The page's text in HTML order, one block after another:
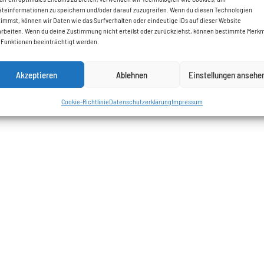
zu speichern und/oder darauf zuzugreifen. Wenn du diesen Technologien
können wir Daten wie das Surfverhalten oder eindeutige IDs auf dieser Website
Wenn du deine Zustimmung nicht erteilst oder zurückziehst, können bestimmte
beeinträchtigt werden.
Akzeptieren Ablehnen Einstellungen
Cookie-RichtlinieDatenschutzerklärungImpressum